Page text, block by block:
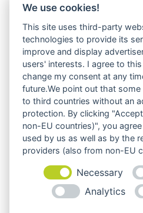
Unsere Angebote richten sich
also an natürliche oder
Personengesellschaften, die
Rechtsgeschäfts in Ausübung
selbständigen beruflichen
keine Verträge mit
Hinweis zu
Die Produktbilder der Artikel
Ausstattung, Farbe oder
Artikelbeschreibung
Beschreibungen und
Angebot. Gerne konfigurieren
genau nach Ihren Vorstellungen.
Cookie-Einstellungen ändern
Über Uns
We use cookies!
This site uses third-party
technologies to provide its
improve and display
users' interests. I agree to
change my consent at any
future.We point out that
to third countries without an
protection. By clicking
non-EU countries)", you
used by us as well as by the
providers (also from non-EU
Necessary
Analytics